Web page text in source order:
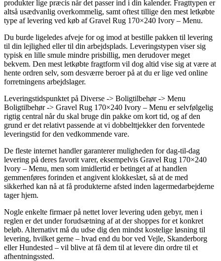
produkter lige præcis når det passer ind i din kalender. Fragttypen er
altså usædvanlig overkommelig, samt oftest tillige den mest letkøbte
type af levering ved køb af Gravel Rug 170×240 Ivory – Menu.
Du burde ligeledes afveje for og imod at bestille pakken til levering
til din lejlighed eller til din arbejdsplads. Leveringstypen viser sig
typisk en lille smule mindre prisbillig, men derudover meget
bekvem. Den mest letkøbte fragtform vil dog altid vise sig at være at
hente ordren selv, som desværre beroer på at du er lige ved online
forretningens arbejdslager.
Leveringstidspunktet på Diverse -> Boligtilbehør -> Menu
Boligtilbehør -> Gravel Rug 170×240 Ivory – Menu er selvfølgelig
rigtig central når du skal bruge din pakke om kort tid, og af den
grund er det relativt passende at vi dobbelttjekker den forventede
leveringstid for den vedkommende vare.
De fleste internet handler garanterer muligheden for dag-til-dag
levering på deres favorit varer, eksempelvis Gravel Rug 170×240
Ivory – Menu, men som imidlertid er betinget af at handlen
gemmenføres forinden et angivent klokkeslæt, så at de med
sikkerhed kan nå at få produkterne afsted inden lagermedarbejderne
tager hjem.
Nogle enkelte firmaer på nettet lover levering uden gebyr, men i
reglen er det under forudsætning af at der shoppes for et konkret
beløb. Alternativt må du udse dig den mindst kostelige løsning til
levering, hvilket gerne – hvad end du bor ved Vejle, Skanderborg
eller Hundested – vil blive at få dem til at levere din ordre til et
afhentningssted.